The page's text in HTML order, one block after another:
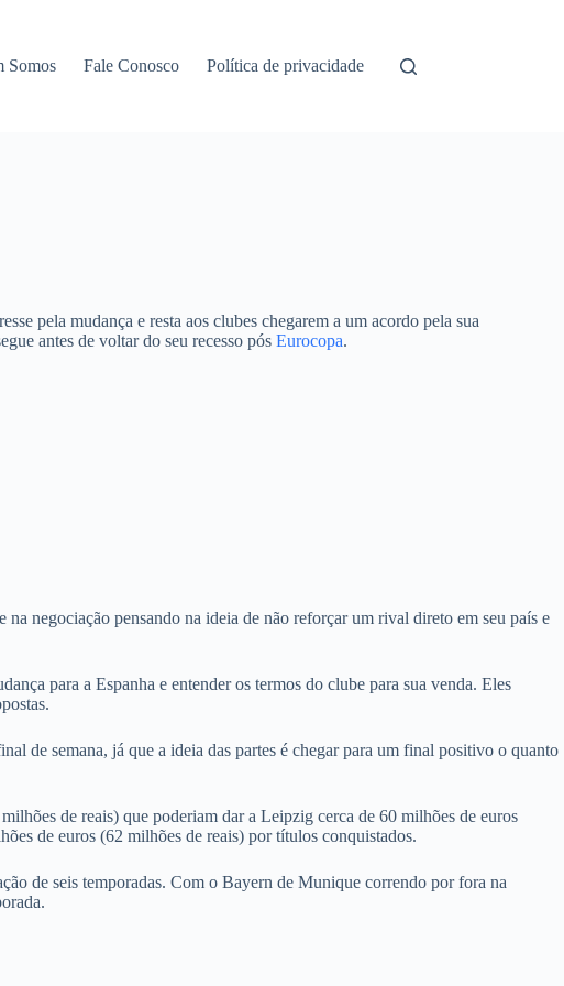
Somos Fale Conosco Política de privacidade
pela mudança e resta aos clubes chegarem a um acordo pela sua
antes de voltar do seu recesso pós Eurocopa.
negociação pensando na ideia de não reforçar um rival direto em seu país e
para a Espanha e entender os termos do clube para sua venda. Eles
de semana, já que a ideia das partes é chegar para um final positivo o quanto
de reais) ​​que poderiam dar a Leipzig cerca de 60 milhões de euros
de euros (62 milhões de reais) por títulos conquistados.
de seis temporadas. Com o Bayern de Munique correndo por fora na